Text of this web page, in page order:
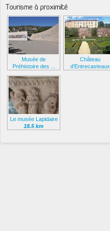
Tourisme à proximité
Musée de
Préhistoire des ...
Château
d'Entrecasteaux
Le musée Lapidaire
18.5 km